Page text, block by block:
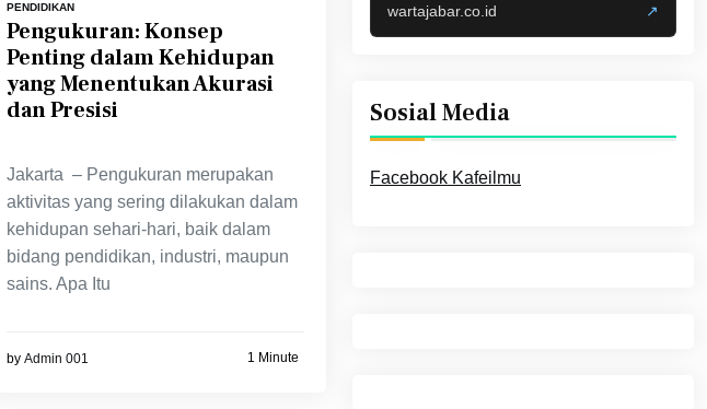
PENDIDIKAN
Pengukuran: Konsep
Penting dalam Kehidupan
yang Menentukan Akurasi
dan Presisi
Jakarta – Pengukuran merupakan
aktivitas yang sering dilakukan dalam
kehidupan sehari-hari, baik dalam
bidang pendidikan, industri, maupun
sains. Apa Itu
by Admin 001 1 Minute
wartajabar.co.id ↗
Sosial Media
Facebook Kafeilmu